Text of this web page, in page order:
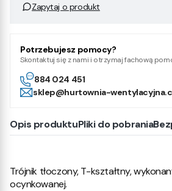
Zapytaj o produkt
Potrzebujesz pomocy?
Skontaktuj się z nami i otrzymaj fachową
884 024 451
sklep@hurtownia-
Opis produktuPliki do pobrania
Trójnik tłoczony, T-kształtny,
ocynkowanej.